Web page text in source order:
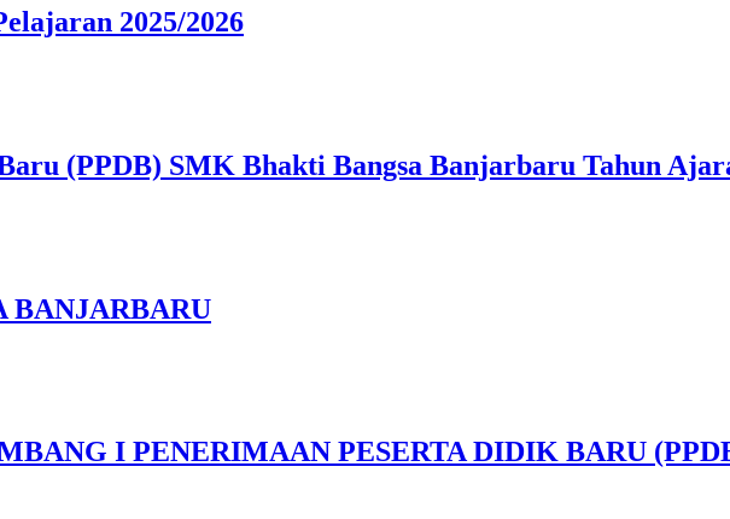
2025/2026
(PPDB) SMK Bhakti Bangsa Banjarbaru Tahun
BANJARBARU
I PENERIMAAN PESERTA DIDIK BARU